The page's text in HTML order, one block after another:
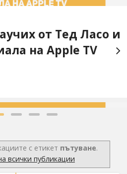
от Тед Ласо и
на Apple TV
с етикет пътуване.
всички публикации